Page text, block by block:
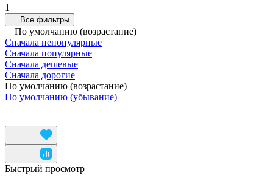
1
Все фильтры
По умолчанию (возрастание)
Сначала непопулярные
Сначала популярные
Сначала дешевые
Сначала дорогие
По умолчанию (возрастание)
По умолчанию (убывание)
Быстрый просмотр